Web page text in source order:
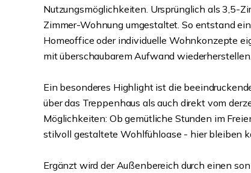
Nutzungsmöglichkeiten. Ursprünglich als 3,5-
Zimmer-Wohnung umgestaltet. So entstand
Homeoffice oder individuelle Wohnkonzepte
mit überschaubarem Aufwand wiederherstellen.
Ein besonderes Highlight ist die
über das Treppenhaus als auch direkt vom
Möglichkeiten: Ob gemütliche Stunden im
stilvoll gestaltete Wohlfühloase - hier bleiben
Ergänzt wird der Außenbereich durch einen